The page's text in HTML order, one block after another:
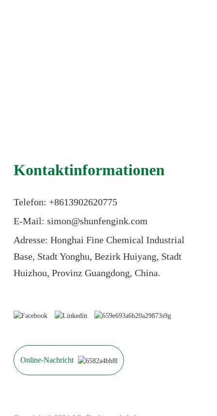
Kontaktinformationen
Telefon: +8613902620775
E-Mail: simon@shunfengink.com
Adresse: Honghai Fine Chemical Industrial
Base, Stadt Yonghu, Bezirk Huiyang, Stadt
Huizhou, Provinz Guangdong, China.
Online-Nachricht